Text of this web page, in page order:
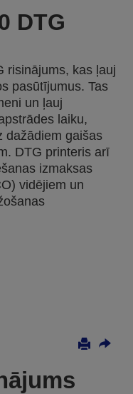
DTG
risinājums, kas ļauj
pasūtījumus. Tas
un ļauj
laiku,
dažādiem gaišas
DTG printeris arī
izmaksas
vidējiem un